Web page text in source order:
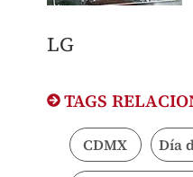
LG
TAGS
CDMX Día